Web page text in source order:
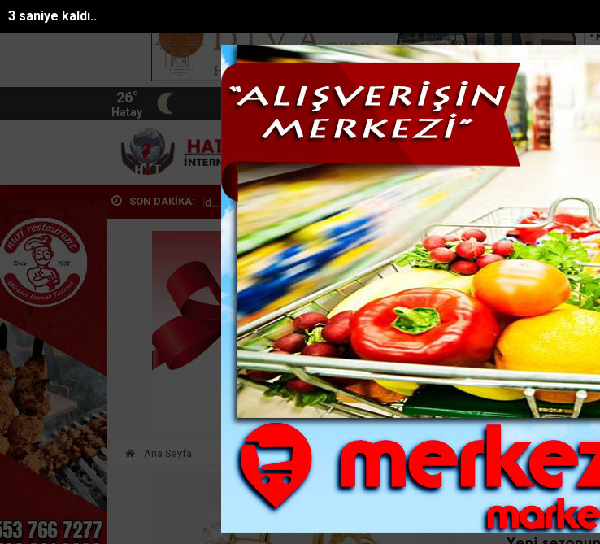
1 saniye kaldı..
26°
Hatay
BIST 13.744 DOLAR 46.2686
GÜNDEM KADIN-YAŞAM
SON DAKİKA:
Kozanda tütün operasyonu: 1 tutuklama Kahramanmaraşlı görme engelli sporcu Avrupa Ş...
Ana Sayfa SAĞLIK